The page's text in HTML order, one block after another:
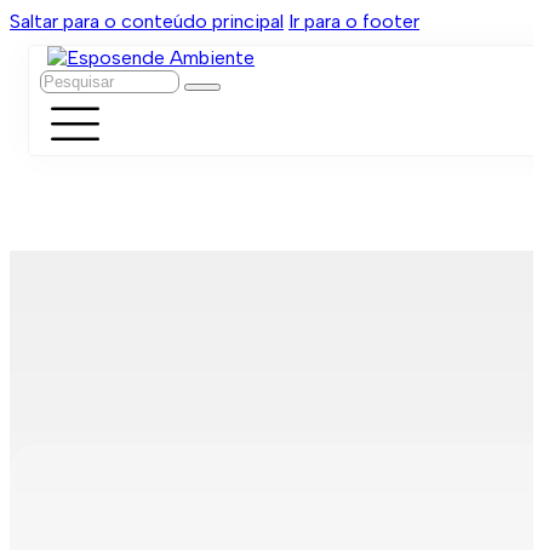
Saltar para o conteúdo principal Ir para o footer
Pesquisar